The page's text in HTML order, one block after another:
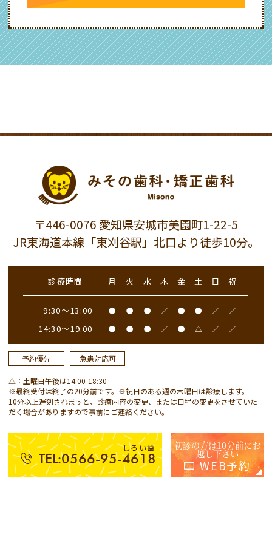
〒446-0076 愛知県安城市美園町1-22-5
JR東海道本線「東刈谷駅」北口より徒歩10分。
診療時間 月 火 水 木 金 土 日 祝
9:30～13:00 ● ● ● ／ ● ● ／ ／
14:30～19:00 ● ● ● ／ ● △ ／ ／
予約優先 急患対応可
△：土曜日午後は14:00-18:30
※最終受付は終了の20分前です。※祝日のある週の木曜日は診療します。
10分以上遅刻されますと、診療内容の変更、または日程の変更をさせていた
だく場合がありますので事前にご連絡ください。
しろい歯
TEL:0566-95-4618
初診の方は10分前にお
越し下さい
WEB予約